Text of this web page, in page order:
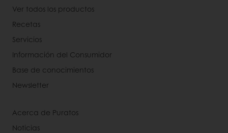
Ver todos los productos
Recetas
Servicios
Información del Consumidor
Base de conocimientos
Newsletter
Acerca de Puratos
Noticias